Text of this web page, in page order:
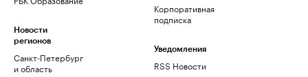
Новости
регионов
Санкт-Петербург
и область
Корпоративная
подписка
Уведомления
RSS Новости